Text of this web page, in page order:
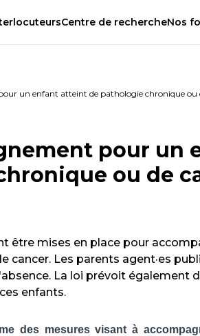
Centre de rechercheNos
un enfant atteint de pathologie chronique ou
pour un
ou de
être mises en place pour
cancer. Les parents agent·es
La loi prévoit également
enfants.
des mesures visant à